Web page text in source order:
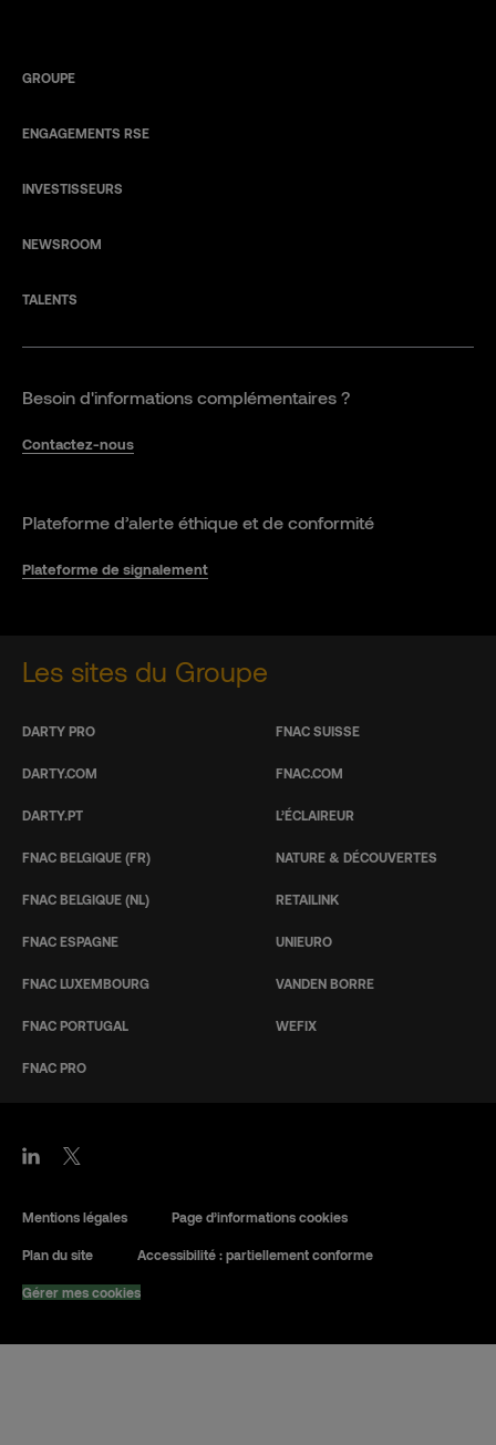
GROUPE
ENGAGEMENTS RSE
INVESTISSEURS
NEWSROOM
TALENTS
Besoin d'informations complémentaires ?
Contactez-nous
Plateforme d’alerte éthique et de conformité
Plateforme de signalement
Les sites du Groupe
DARTY PRO
DARTY.COM
DARTY.PT
FNAC BELGIQUE (FR)
FNAC BELGIQUE (NL)
FNAC ESPAGNE
FNAC LUXEMBOURG
FNAC PORTUGAL
FNAC PRO
FNAC SUISSE
FNAC.COM
L’ÉCLAIREUR
NATURE & DÉCOUVERTES
RETAILINK
UNIEURO
VANDEN BORRE
WEFIX
Mentions légales Page d’informations cookies
Plan du site Accessibilité : partiellement conforme
Gérer mes cookies